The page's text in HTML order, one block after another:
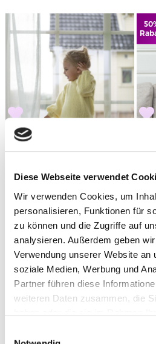
Diese Webseite verwendet
Wir verwenden Cookies, um
personalisieren, Funktionen für
zu können und die Zugriffe auf
analysieren. Außerdem geben
Verwendung unserer Website an
soziale Medien, Werbung und
Partner führen diese
weiteren Daten zusammen, die
Preis ab 62.91EUR
STRIKKEMEKKA DESIGN